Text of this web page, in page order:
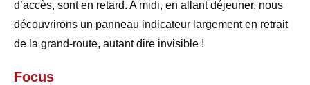
d’accès, sont en retard. A midi, en allant déjeuner, nous
découvrirons un panneau indicateur largement en retrait
de la grand-route, autant dire invisible !
Focus